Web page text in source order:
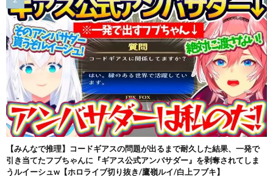
【みんなで推理】コードギアスの問題が出るまで耐久した結果、一発で
引き当てたフブちゃんに『ギアス公式アンバサダー』を剥奪されてしま
うルイーシュw【ホロライブ切り抜き/鷹嶺ルイ/白上フブキ】